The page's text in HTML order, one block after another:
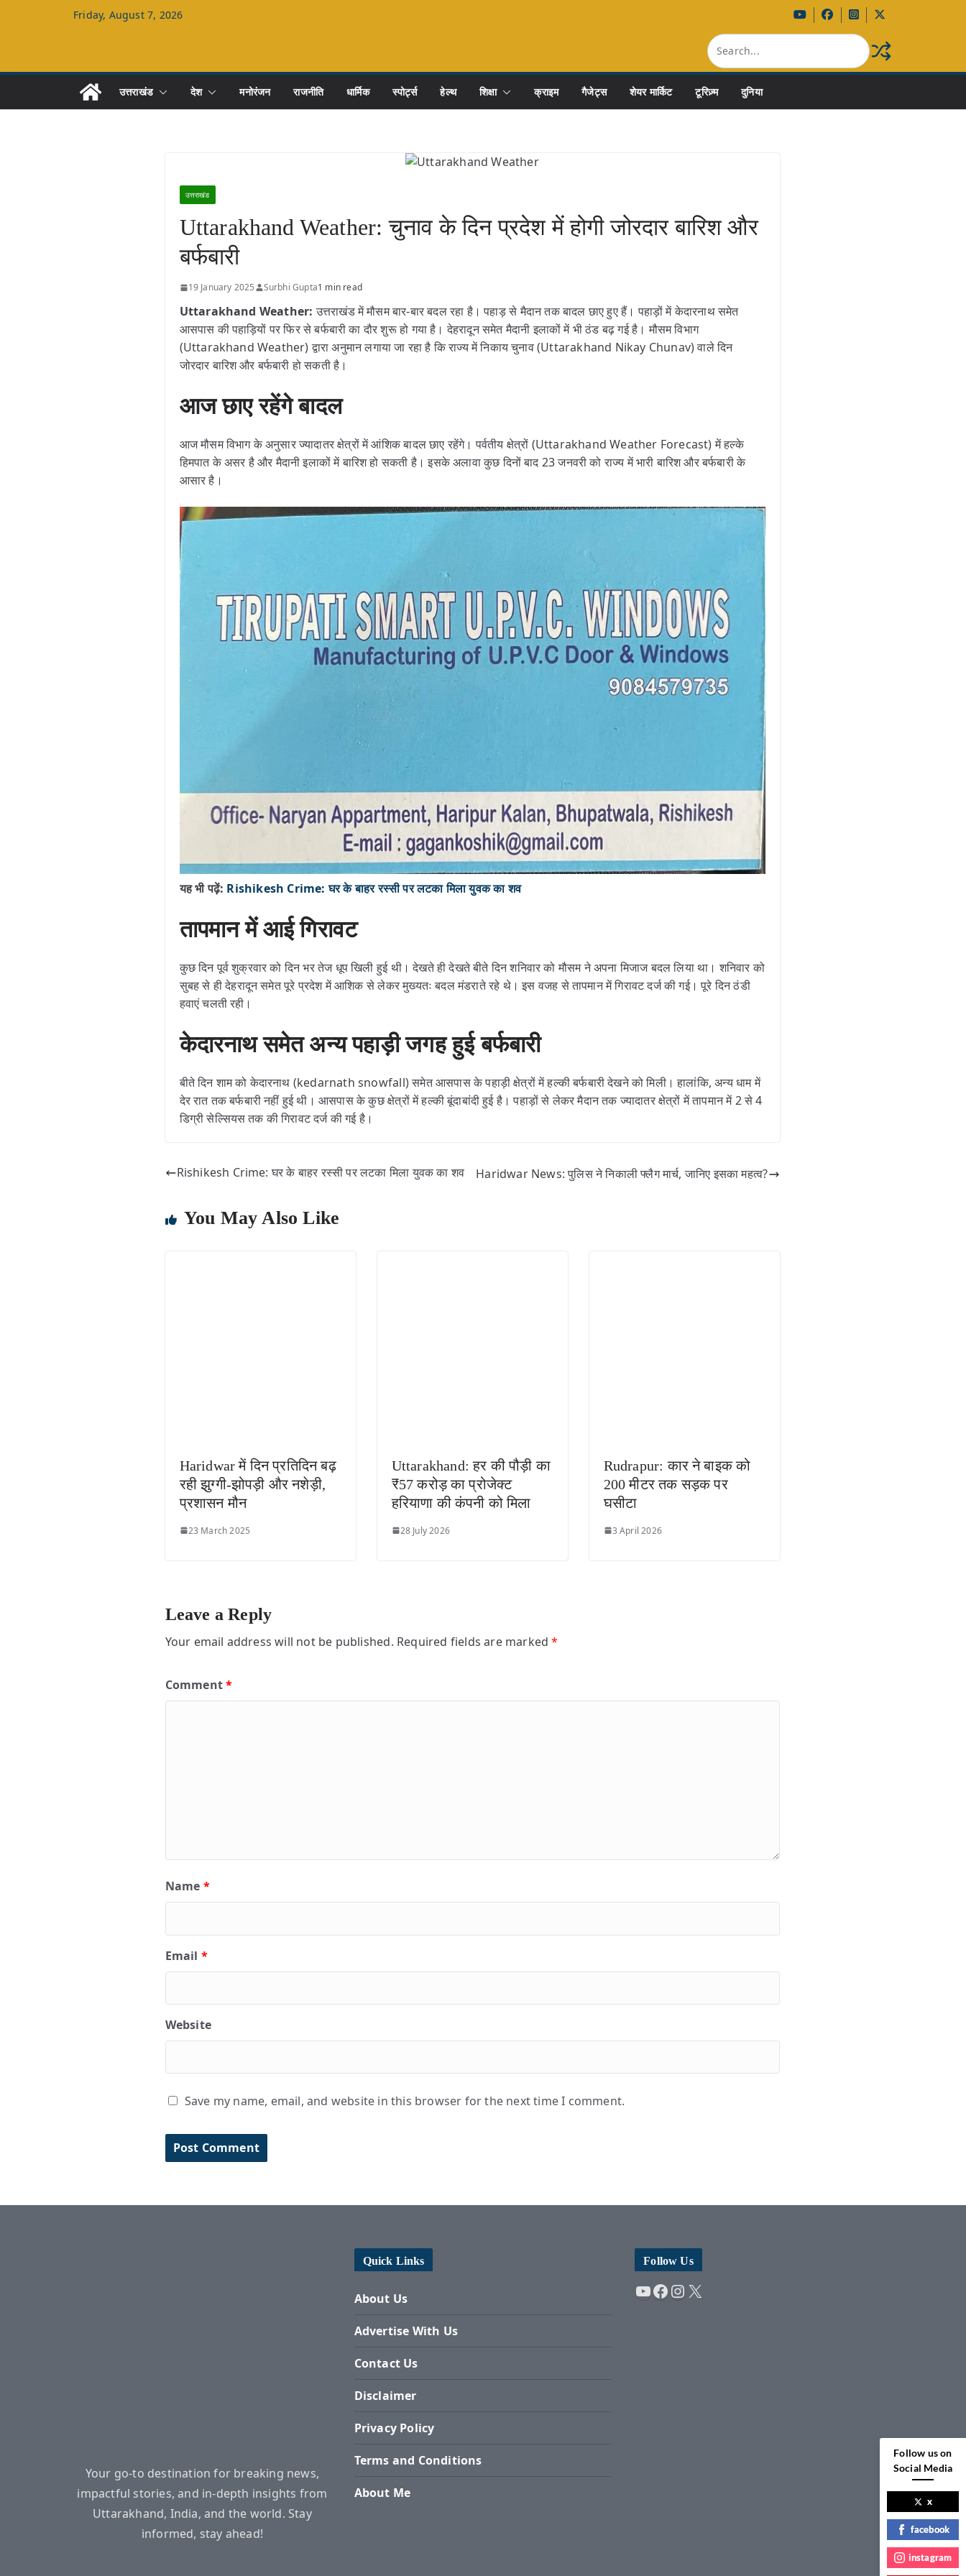
Friday, August 7, 2026
उत्तराखंड देश मनोरंजन राजनीति धार्मिक स्पोर्ट्स हेल्थ शिक्षा क्राइम गैजेट्स शेयर मार्किट टूरिज़्म दुनिया
उत्तराखंड
Uttarakhand Weather: चुनाव के दिन प्रदेश में होगी जोरदार बारिश और
बर्फबारी
19 January 2025 Surbhi Gupta1 min read
Uttarakhand Weather: उत्तराखंड में मौसम बार-बार बदल रहा है। पहाड़ से मैदान तक बादल छाए हुए हैं। पहाड़ों में केदारनाथ समेत
आसपास की पहाड़ियों पर फिर से बर्फबारी का दौर शुरू हो गया है। देहरादून समेत मैदानी इलाकों में भी ठंड बढ़ गई है। मौसम विभाग
(Uttarakhand Weather) द्वारा अनुमान लगाया जा रहा है कि राज्य में निकाय चुनाव (Uttarakhand Nikay Chunav) वाले दिन
जोरदार बारिश और बर्फबारी हो सकती है।
आज छाए रहेंगे बादल
आज मौसम विभाग के अनुसार ज्यादातर क्षेत्रों में आंशिक बादल छाए रहेंगे। पर्वतीय क्षेत्रों (Uttarakhand Weather Forecast) में हल्के
हिमपात के असर है और मैदानी इलाकों में बारिश हो सकती है। इसके अलावा कुछ दिनों बाद 23 जनवरी को राज्य में भारी बारिश और बर्फबारी के
आसार है।
यह भी पढ़ें: Rishikesh Crime: घर के बाहर रस्सी पर लटका मिला युवक का शव
तापमान में आई गिरावट
कुछ दिन पूर्व शुक्रवार को दिन भर तेज धूप खिली हुई थी। देखते ही देखते बीते दिन शनिवार को मौसम ने अपना मिजाज बदल लिया था। शनिवार को
सुबह से ही देहरादून समेत पूरे प्रदेश में आशिक से लेकर मुख्यतः बदल मंडराते रहे थे। इस वजह से तापमान में गिरावट दर्ज की गई। पूरे दिन ठंडी
हवाएं चलती रही।
केदारनाथ समेत अन्य पहाड़ी जगह हुई बर्फबारी
बीते दिन शाम को केदारनाथ (kedarnath snowfall) समेत आसपास के पहाड़ी क्षेत्रों में हल्की बर्फबारी देखने को मिली। हालांकि, अन्य धाम में
देर रात तक बर्फबारी नहीं हुई थी। आसपास के कुछ क्षेत्रों में हल्की बूंदाबांदी हुई है। पहाड़ों से लेकर मैदान तक ज्यादातर क्षेत्रों में तापमान में 2 से 4
डिग्री सेल्सियस तक की गिरावट दर्ज की गई है।
Rishikesh Crime: घर के बाहर रस्सी पर लटका मिला युवक का शव Haridwar News: पुलिस ने निकाली फ्लैग मार्च, जानिए इसका महत्व?
You May Also Like
Haridwar में दिन प्रतिदिन बढ़
रही झुग्गी-झोपड़ी और नशेड़ी,
प्रशासन मौन
23 March 2025
Uttarakhand: हर की पौड़ी का
₹57 करोड़ का प्रोजेक्ट
हरियाणा की कंपनी को मिला
28 July 2026
Rudrapur: कार ने बाइक को
200 मीटर तक सड़क पर
घसीटा
3 April 2026
Leave a Reply
Your email address will not be published. Required fields are marked*
Comment*
Name *
Email *
Website
Save my name, email, and website in this browser for the next time I comment.
Your go-to destination for breaking news,
impactful stories, and in-depth insights from
Uttarakhand, India, and the world. Stay
informed, stay ahead!
Quick Links
About Us
Advertise With Us
Contact Us
Disclaimer
Privacy Policy
Terms and Conditions
About Me
Follow Us
YouTube
Facebook
Instagram
X
Follow us on
Social Media
x
facebook
instagram